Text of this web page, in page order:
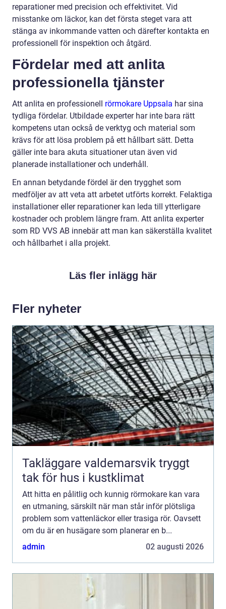
reparationer med precision och effektivitet. Vid
misstanke om läckor, kan det första steget vara att
stänga av inkommande vatten och därefter kontakta en
professionell för inspektion och åtgärd.
Fördelar med att anlita
professionella tjänster
Att anlita en professionell rörmokare Uppsala har sina
tydliga fördelar. Utbildade experter har inte bara rätt
kompetens utan också de verktyg och material som
krävs för att lösa problem på ett hållbart sätt. Detta
gäller inte bara akuta situationer utan även vid
planerade installationer och underhåll.
En annan betydande fördel är den trygghet som
medföljer av att veta att arbetet utförts korrekt. Felaktiga
installationer eller reparationer kan leda till ytterligare
kostnader och problem längre fram. Att anlita experter
som RD VVS AB innebär att man kan säkerställa kvalitet
och hållbarhet i alla projekt.
Läs fler inlägg här
Fler nyheter
Takläggare valdemarsvik tryggt
tak för hus i kustklimat
Att hitta en pålitlig och kunnig rörmokare kan vara
en utmaning, särskilt när man står inför plötsliga
problem som vattenläckor eller trasiga rör. Oavsett
om du är en husägare som planerar en b...
admin
02 augusti 2026